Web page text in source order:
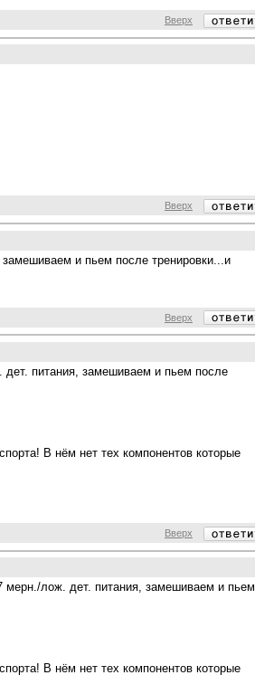
Вверх
Вверх
и пьем после тренировки...и
Вверх
питания, замешиваем и пьем после
В нём нет тех компонентов которые
Вверх
мерн./лож. дет. питания, замешиваем и пьем
В нём нет тех компонентов которые